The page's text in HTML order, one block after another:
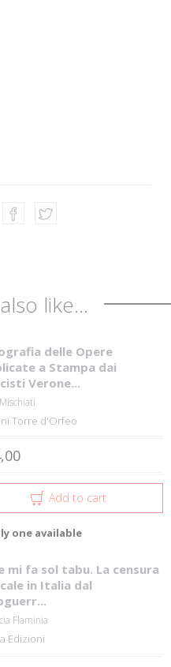
like...
delle Opere
a Stampa dai
Verone...
Torre d'Orfeo
Add to cart
one available
mi fa sol tabu. La censura
in Italia dal
Flaminia
Edizioni